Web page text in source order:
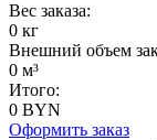
Вес заказа:
0 кг
Внешний объем
0 м³
Итого:
0 BYN
Оформить заказ